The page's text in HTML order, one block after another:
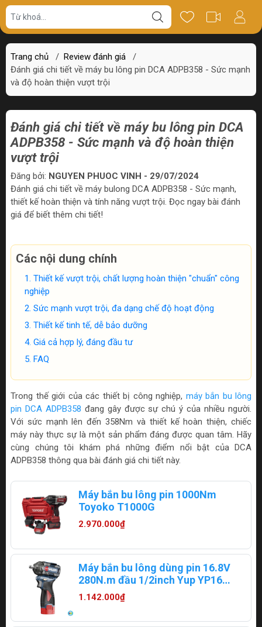
Trang chủ / Review đánh giá
/
Đánh giá chi tiết về máy bu lông pin DCA ADPB358 - Sức mạnh
và độ hoàn thiện vượt trội
Đánh giá chi tiết về máy bu lông pin DCA
ADPB358 - Sức mạnh và độ hoàn thiện
vượt trội
Đăng bởi: NGUYEN PHUOC VINH - 29/07/2024
Đánh giá chi tiết về máy bulong DCA ADPB358 - Sức mạnh,
thiết kế hoàn thiện và tính năng vượt trội. Đọc ngay bài đánh
giá để biết thêm chi tiết!
Các nội dung chính
Thiết kế vượt trội, chất lượng hoàn thiện "chuẩn" công
nghiệp
Sức mạnh vượt trội, đa dạng chế độ hoạt động
Thiết kế tinh tế, dễ bảo dưỡng
Giá cả hợp lý, đáng đầu tư
FAQ
Trong thế giới của các thiết bị công nghiệp, máy bắn bu lông
pin DCA ADPB358 đang gây được sự chú ý của nhiều người.
Với sức mạnh lên đến 358Nm và thiết kế hoàn thiện, chiếc
máy này thực sự là một sản phẩm đáng được quan tâm. Hãy
cùng chúng tôi khám phá những điểm nổi bật của DCA
ADPB358 thông qua bài đánh giá chi tiết này.
Máy bắn bu lông pin 1000Nm
Toyoko T1000G
2.970.000₫
Máy bắn bu lông dùng pin 16.8V
280N.m đầu 1/2inch Yup YP16-
W280A
1.142.000₫